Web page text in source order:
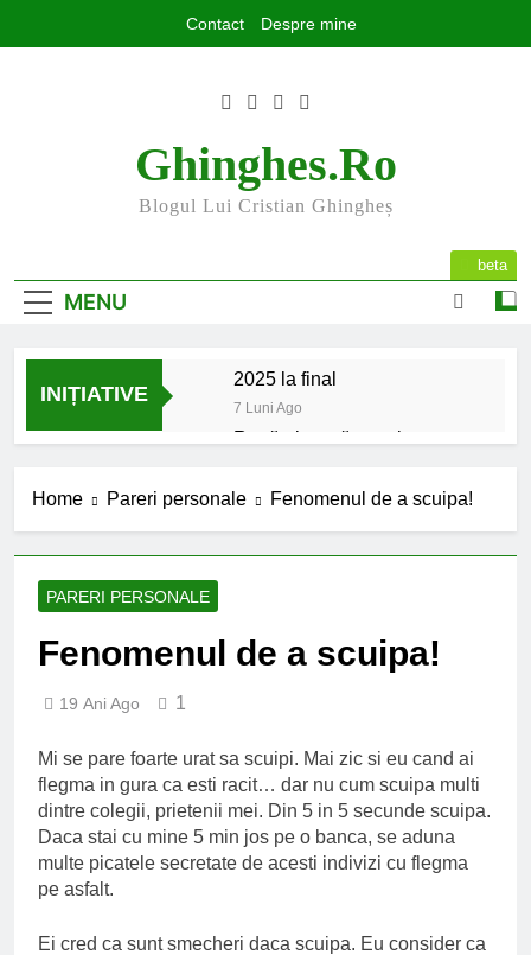
Contact Despre mine
Ghinghes.ro
Blogul Lui Cristian Ghingheș
MENU
beta
INIȚIATIVE
2025 la final
7 Luni Ago
Rugăminte către cei care
9 Luni Ago
Mesajul meu de început de
an școlar: fără fondul clasei,
fără fondul școlii
2 Ani Ago
Harta și programul
Un pas înainte pentru
accesibilizarea trotuarelor
din Bacău
2 Ani Ago
Home Pareri personale Fenomenul de a scuipa!
PARERI PERSONALE
Fenomenul de a scuipa!
19 Ani Ago 1
Mi se pare foarte urat sa scuipi. Mai zic si eu cand ai
flegma in gura ca esti racit… dar nu cum scuipa multi
dintre colegii, prietenii mei. Din 5 in 5 secunde scuipa.
Daca stai cu mine 5 min jos pe o banca, se aduna
multe picatele secretate de acesti indivizi cu flegma
pe asfalt.
Ei cred ca sunt smecheri daca scuipa. Eu consider ca